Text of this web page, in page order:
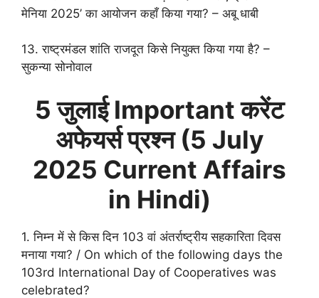
मेनिया 2025’ का आयोजन कहाँ किया गया? – अबू धाबी
13. राष्ट्रमंडल शांति राजदूत किसे नियुक्त किया गया है? –
सुकन्या सोनोवाल
5 जुलाई Important करेंट
अफेयर्स प्रश्न (5 July
2025 Current Affairs
in Hindi)
1. निम्न में से किस दिन 103 वां अंतर्राष्ट्रीय सहकारिता दिवस
मनाया गया? / On which of the following days the
103rd International Day of Cooperatives was
celebrated?